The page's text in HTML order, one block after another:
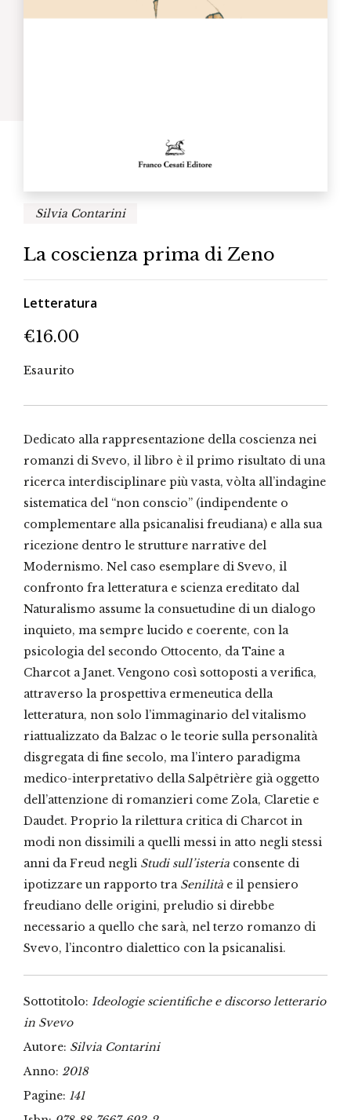
Silvia Contarini
La coscienza prima di Zeno
Letteratura
€16.00
Esaurito
Dedicato alla rappresentazione della coscienza nei
romanzi di Svevo, il libro è il primo risultato di una
ricerca interdisciplinare più vasta, vòlta all’indagine
sistematica del “non conscio” (indipendente o
complementare alla psicanalisi freudiana) e alla sua
ricezione dentro le strutture narrative del
Modernismo. Nel caso esemplare di Svevo, il
confronto fra letteratura e scienza ereditato dal
Naturalismo assume la consuetudine di un dialogo
inquieto, ma sempre lucido e coerente, con la
psicologia del secondo Ottocento, da Taine a
Charcot a Janet. Vengono così sottoposti a verifica,
attraverso la prospettiva ermeneutica della
letteratura, non solo l’immaginario del vitalismo
riattualizzato da Balzac o le teorie sulla personalità
disgregata di fine secolo, ma l’intero paradigma
medico-interpretativo della Salpêtrière già oggetto
dell’attenzione di romanzieri come Zola, Claretie e
Daudet. Proprio la rilettura critica di Charcot in
modi non dissimili a quelli messi in atto negli stessi
anni da Freud negli Studi sull’isteria consente di
ipotizzare un rapporto tra Senilità e il pensiero
freudiano delle origini, preludio si direbbe
necessario a quello che sarà, nel terzo romanzo di
Svevo, l’incontro dialettico con la psicanalisi.
Sottotitolo: Ideologie scientifiche e discorso letterario
in Svevo
Autore: Silvia Contarini
Anno: 2018
Pagine: 141